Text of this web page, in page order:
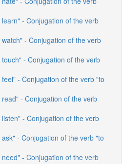
- Conjugation of the verb
- Conjugation of the verb
- Conjugation of the verb
- Conjugation of the verb "to
- Conjugation of the verb
- Conjugation of the verb
- Conjugation of the verb "to
- Conjugation of the verb